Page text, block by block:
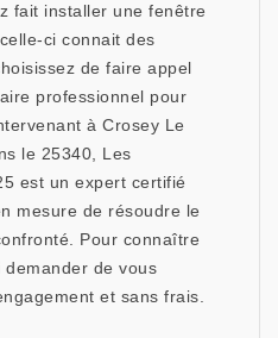
fait installer une fenêtre
ci connait des
de faire appel
professionnel pour
à Crosey Le
le 25340, Les
est un expert certifié
mesure de résoudre le
Pour connaître
de vous
et sans frais.